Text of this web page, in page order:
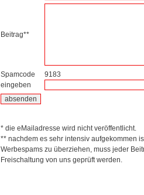
Beitrag**
Spamcode
eingeben
9183
* die eMailadresse wird nicht veröffentlicht.
** nachdem es sehr intensiv aufgekommen
Werbespams zu überziehen, muss jeder
Freischaltung von uns geprüft werden.